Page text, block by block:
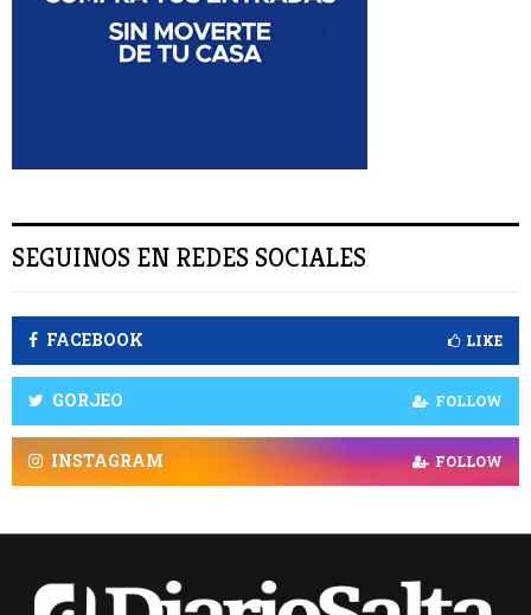
SEGUINOS EN REDES SOCIALES
FACEBOOK LIKE
GORJEO FOLLOW
INSTAGRAM FOLLOW